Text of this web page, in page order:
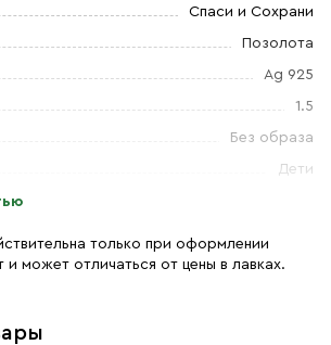
Спаси и Сохрани
Позолота
Ag 925
1.5
Без образа
Дети
только при оформлении
и может отличаться от цены в лавках.